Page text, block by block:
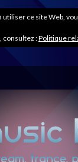
ce site Web,
consultez :Politique